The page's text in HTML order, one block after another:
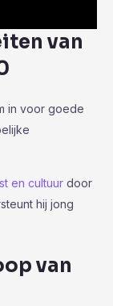
van
in voor goede
en cultuur door
hij jong
van